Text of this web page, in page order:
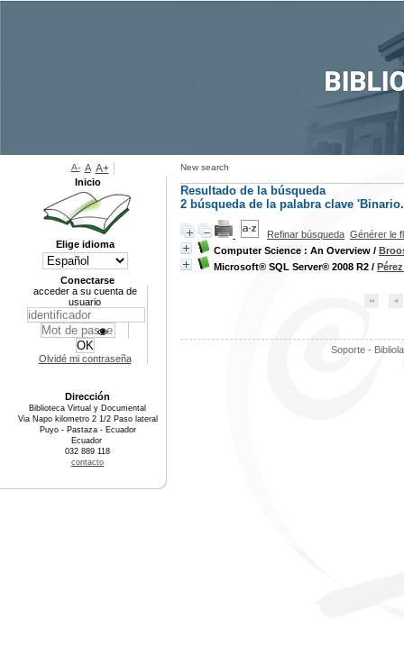
New search
Resultado de la búsqueda
2 búsqueda de la palabra clave
Refinar búsqueda Générer le
Computer Science : An Overview /
Microsoft® SQL Server® 2008 R2 /
Soporte -
A- A A+
Inicio
Elige idioma
Conectarse
acceder a su cuenta de
usuario
Olvidé mi contraseña
Dirección
Biblioteca Virtual y Documental
Via Napo kilometro 2 1/2 Paso lateral
Puyo - Pastaza - Ecuador
Ecuador
032 889 118
contacto